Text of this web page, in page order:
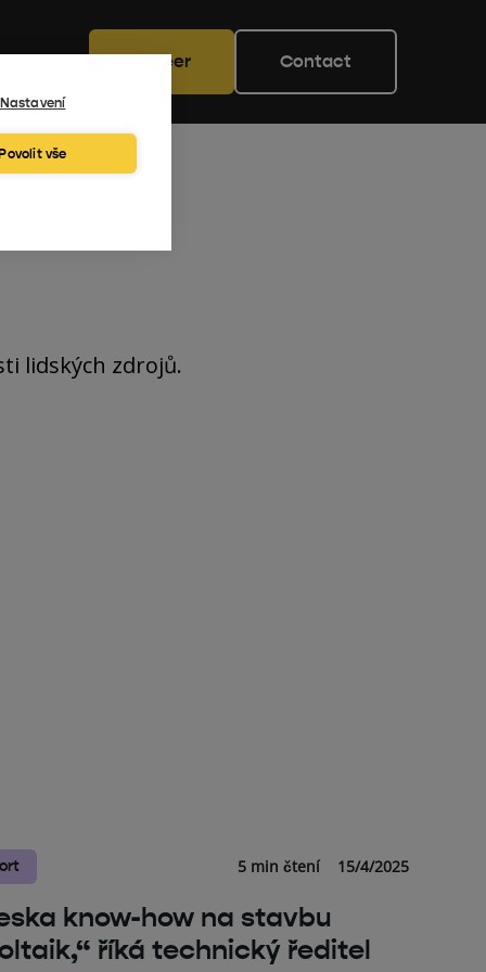
Nastavení
vše
Career Contact
lidských zdrojů.
5 min čtení 15/4/2025
know-how na stavbu
říká technický ředitel